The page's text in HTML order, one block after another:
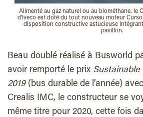
Alimenté au gaz naturel ou au biométhane, le
d'Iveco est doté du tout nouveau moteur
disposition constructive astucieuse
pavillon.
Beau doublé réalisé à Busworld
avoir remporté le prix Sustainable
2019(bus durable de l’année)
Crealis IMC, le constructeur se
même titre pour 2020, cette fois